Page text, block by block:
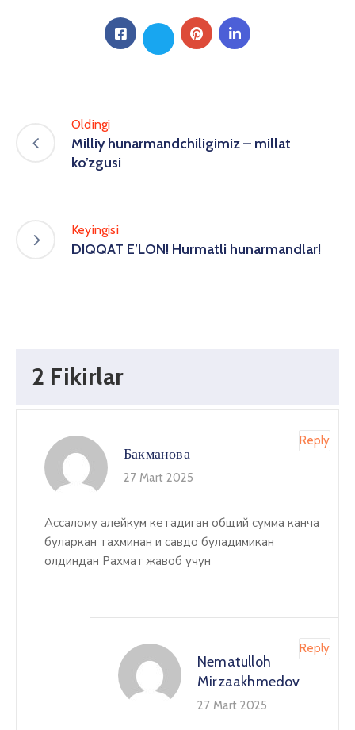
Oldingi
Milliy hunarmandchiligimiz – millat
ko’zgusi
Keyingisi
DIQQAT E’LON! Hurmatli hunarmandlar!
2 Fikirlar
Бакманова
27 Mart 2025
Ассалому алейкум кетадиган общий сумма канча
буларкан тахминан и савдо буладимикан
олдиндан Рахмат жавоб учун
Reply
Nematulloh
Mirzaakhmedov
27 Mart 2025
Reply